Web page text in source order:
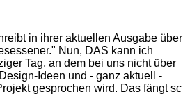
in ihrer aktuellen Ausgabe über
Nun, DAS kann ich
Tag, an dem bei uns nicht über
Ideen und - ganz aktuell -
gesprochen wird. Das fängt sc